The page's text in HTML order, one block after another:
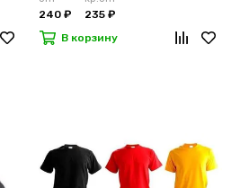
240 ₽
235 ₽
В корзину